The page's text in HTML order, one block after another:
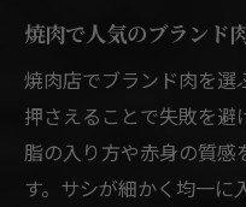
焼肉で人気のブランド
焼肉店でブランド肉を選
押さえることで失敗を避
脂の入り方や赤身の質
す。サシが細かく均一に